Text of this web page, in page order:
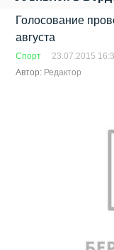
Голосование
августа
Спорт
23.07.2015
Автор: Редактор